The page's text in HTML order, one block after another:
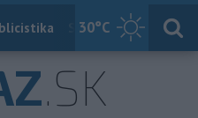
30°C
Slovensko
.SK